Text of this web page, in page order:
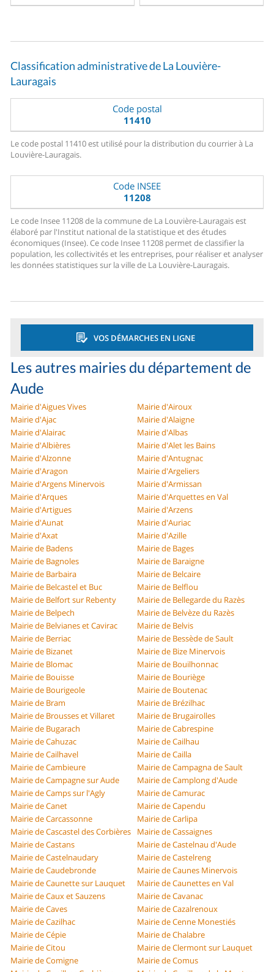
Classification administrative de La Louvière-
Lauragais
Code postal
11410
Le code postal 11410 est utilisé pour la distribution du courrier à La
Louvière-Lauragais.
Code INSEE
11208
Le code Insee 11208 de la commune de La Louvière-Lauragais est
élaboré par l'Institut national de la statistique et des études
économiques (Insee). Ce code Insee 11208 permet de classifier la
population, les collectivités et les entreprises, pour réaliser et analyser
les données statistiques sur la ville de La Louvière-Lauragais.
VOS DÉMARCHES EN LIGNE
Les autres mairies du département de
Aude
Mairie d'Aigues Vives
Mairie d'Airoux
Mairie d'Ajac
Mairie d'Alaigne
Mairie d'Alairac
Mairie d'Albas
Mairie d'Albières
Mairie d'Alet les Bains
Mairie d'Alzonne
Mairie d'Antugnac
Mairie d'Aragon
Mairie d'Argeliers
Mairie d'Argens Minervois
Mairie d'Armissan
Mairie d'Arques
Mairie d'Arquettes en Val
Mairie d'Artigues
Mairie d'Arzens
Mairie d'Aunat
Mairie d'Auriac
Mairie d'Axat
Mairie d'Azille
Mairie de Badens
Mairie de Bages
Mairie de Bagnoles
Mairie de Baraigne
Mairie de Barbaira
Mairie de Belcaire
Mairie de Belcastel et Buc
Mairie de Belflou
Mairie de Belfort sur Rebenty
Mairie de Bellegarde du Razès
Mairie de Belpech
Mairie de Belvèze du Razès
Mairie de Belvianes et Cavirac
Mairie de Belvis
Mairie de Berriac
Mairie de Bessède de Sault
Mairie de Bizanet
Mairie de Bize Minervois
Mairie de Blomac
Mairie de Bouilhonnac
Mairie de Bouisse
Mairie de Bouriège
Mairie de Bourigeole
Mairie de Boutenac
Mairie de Bram
Mairie de Brézilhac
Mairie de Brousses et Villaret
Mairie de Brugairolles
Mairie de Bugarach
Mairie de Cabrespine
Mairie de Cahuzac
Mairie de Cailhau
Mairie de Cailhavel
Mairie de Cailla
Mairie de Cambieure
Mairie de Campagna de Sault
Mairie de Campagne sur Aude
Mairie de Camplong d'Aude
Mairie de Camps sur l'Agly
Mairie de Camurac
Mairie de Canet
Mairie de Capendu
Mairie de Carcassonne
Mairie de Carlipa
Mairie de Cascastel des Corbières
Mairie de Cassaignes
Mairie de Castans
Mairie de Castelnau d'Aude
Mairie de Castelnaudary
Mairie de Castelreng
Mairie de Caudebronde
Mairie de Caunes Minervois
Mairie de Caunette sur Lauquet
Mairie de Caunettes en Val
Mairie de Caux et Sauzens
Mairie de Cavanac
Mairie de Caves
Mairie de Cazalrenoux
Mairie de Cazilhac
Mairie de Cenne Monestiés
Mairie de Cépie
Mairie de Chalabre
Mairie de Citou
Mairie de Clermont sur Lauquet
Mairie de Comigne
Mairie de Comus